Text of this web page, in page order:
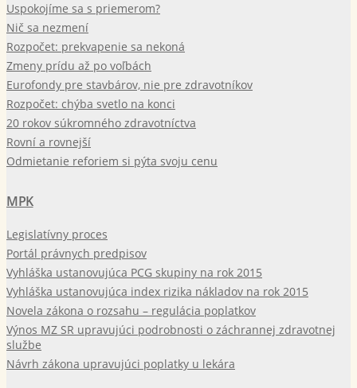
Uspokojíme sa s priemerom?
Nič sa nezmení
Rozpočet: prekvapenie sa nekoná
Zmeny prídu až po voľbách
Eurofondy pre stavbárov, nie pre zdravotníkov
Rozpočet: chýba svetlo na konci
20 rokov súkromného zdravotníctva
Rovní a rovnejší
Odmietanie reforiem si pýta svoju cenu
MPK
Legislatívny proces
Portál právnych predpisov
Vyhláška ustanovujúca PCG skupiny na rok 2015
Vyhláška ustanovujúca index rizika nákladov na rok 2015
Novela zákona o rozsahu – regulácia poplatkov
Výnos MZ SR upravujúci podrobnosti o záchrannej zdravotnej
službe
Návrh zákona upravujúci poplatky u lekára